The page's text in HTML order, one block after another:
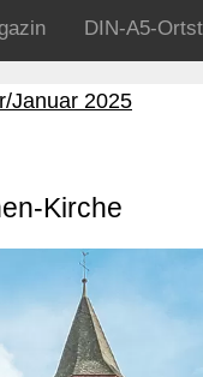
DIN-A5-
Januar 2025
Kirche